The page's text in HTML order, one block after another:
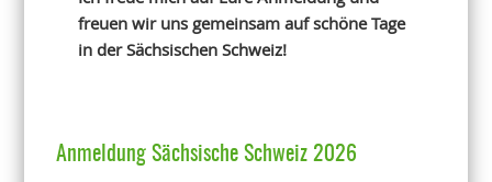
freuen wir uns gemeinsam auf schöne Tage
in der Sächsischen Schweiz!
Anmeldung Sächsische Schweiz 2026